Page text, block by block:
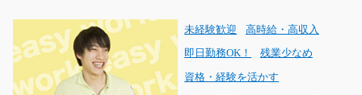
未経験歓迎 高時給・高収入
即日勤務OK！ 残業少なめ
資格・経験を活かす